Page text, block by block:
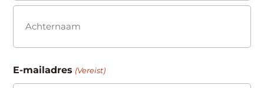
Voornaam
E-mailadres (Vereist)